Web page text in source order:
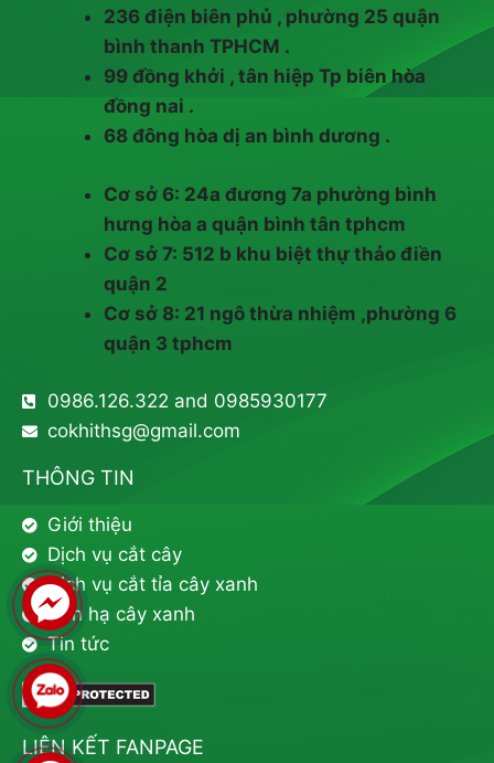
236 điện biên phủ , phường 25 quận
bình thanh TPHCM .
99 đồng khởi , tân hiệp Tp biên hòa
đồng nai .
68 đông hòa dị an bình dương .
Cơ sở 6: 24a đương 7a phường bình
hưng hòa a quận bình tân tphcm
Cơ sở 7: 512 b khu biệt thự thảo điền
quận 2
Cơ sở 8: 21 ngô thừa nhiệm ,phường 6
quận 3 tphcm
0986.126.322 and 0985930177
cokhithsg@gmail.com
THÔNG TIN
Giới thiệu
Dịch vụ cắt cây
Dịch vụ cắt tỉa cây xanh
Đốn hạ cây xanh
Tin tức
LIÊN KẾT FANPAGE